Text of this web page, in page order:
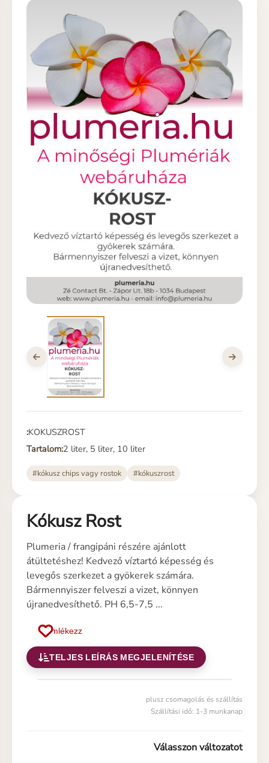
:KOKUSZROST
Tartalom:2 liter, 5 liter, 10 liter
#kókusz chips vagy rostok #kókuszrost
Kókusz Rost
Plumeria / frangipáni részére ajánlott
átültetéshez! Kedvező víztartó képesség és
levegős szerkezet a gyökerek számára.
Bármennyiszer felveszi a vizet, könnyen
újranedvesíthető. PH 6,5-7,5 ...
Emlékezz
TELJES LEÍRÁS MEGJELENÍTÉSE
plusz csomagolás és szállítás
Szállítási idő: 1-3 munkanap
Válasszon változatot